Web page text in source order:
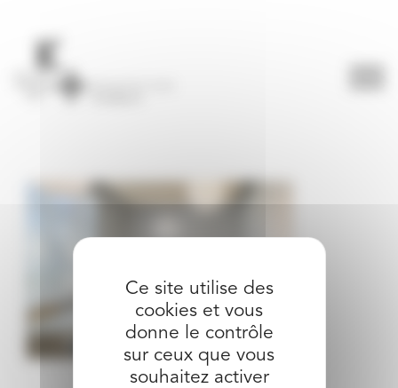
Ce site utilise des
cookies et vous
donne le contrôle
sur ceux que vous
souhaitez activer